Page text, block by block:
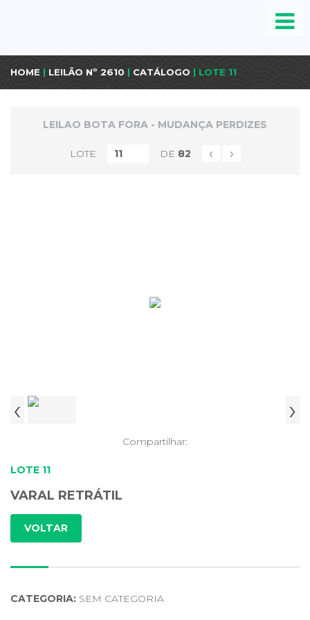
HOME | LEILÃO Nº 2610 | CATÁLOGO | LOTE 11
LEILAO BOTA FORA - MUDANÇA PERDIZES
LOTE DE 82 ‹ ›
‹ ›
Compartilhar:
LOTE 11
VARAL RETRÁTIL
VOLTAR
CATEGORIA: SEM CATEGORIA